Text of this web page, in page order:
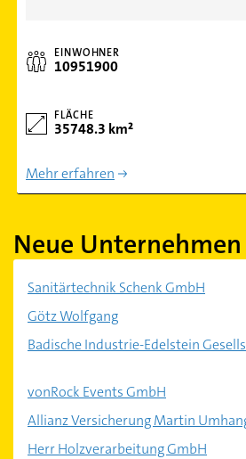
EINWOHNER
10951900
FLÄCHE
35748.3 km²
Mehr erfahren
Neue Unternehmen
Sanitärtechnik Schenk GmbH
Götz Wolfgang
Badische Industrie-Edelstein
vonRock Events GmbH
Allianz Versicherung Martin
Herr Holzverarbeitung GmbH